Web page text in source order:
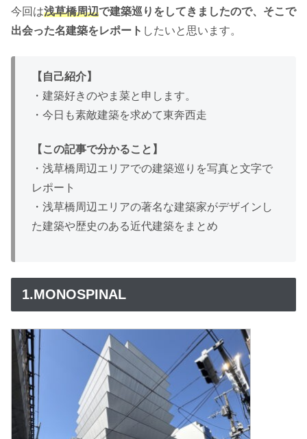
今回は浅草橋周辺で建築巡りをしてきましたので、そこで
出会った名建築をレポート したいと思います。
【自己紹介】
・建築好きのやま菜と申します。
・今日も素敵建築を求めて東奔西走
【この記事で分かること】
・浅草橋周辺エリアでの建築巡りを写真と文字で
レポート
・浅草橋周辺エリアの著名な建築家がデザインし
た建築や歴史のある近代建築をまとめ
1.MONOSPINAL